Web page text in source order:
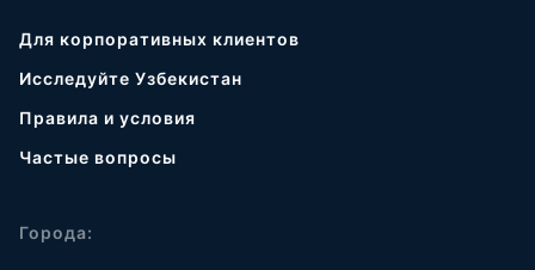
Для корпоративных клиентов
Исследуйте Узбекистан
Правила и условия
Частые вопросы
Города: